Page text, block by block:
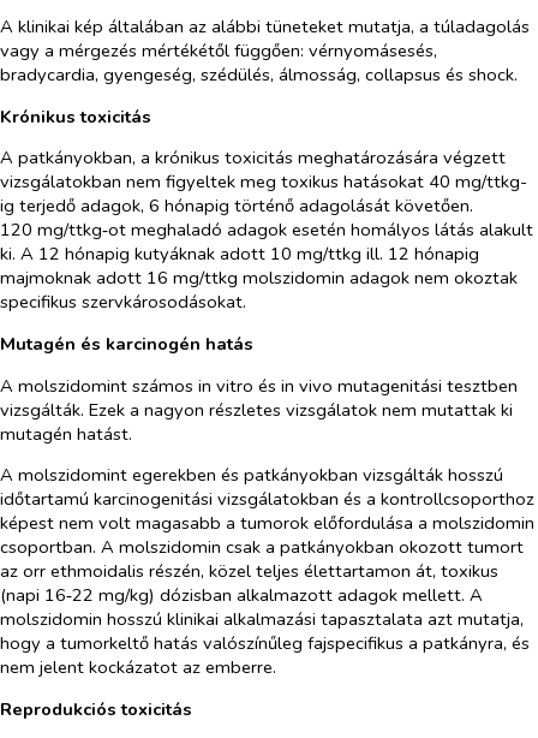
A klinikai kép általában az alábbi tüneteket mutatja, a túladagolás
vagy a mérgezés mértékétől függően: vérnyomásesés,
bradycardia, gyengeség, szédülés, álmosság, collapsus és shock.
Krónikus toxicitás
A patkányokban, a krónikus toxicitás meghatározására végzett
vizsgálatokban nem figyeltek meg toxikus hatásokat 40 mg/ttkg-
ig terjedő adagok, 6 hónapig történő adagolását követően.
120 mg/ttkg‑ot meghaladó adagok esetén homályos látás alakult
ki. A 12 hónapig kutyáknak adott 10 mg/ttkg ill. 12 hónapig
majmoknak adott 16 mg/ttkg molszidomin adagok nem okoztak
specifikus szervkárosodásokat.
Mutagén és karcinogén hatás
A molszidomint számos in vitro és in vivo mutagenitási tesztben
vizsgálták. Ezek a nagyon részletes vizsgálatok nem mutattak ki
mutagén hatást.
A molszidomint egerekben és patkányokban vizsgálták hosszú
időtartamú karcinogenitási vizsgálatokban és a kontrollcsoporthoz
képest nem volt magasabb a tumorok előfordulása a molszidomin
csoportban. A molszidomin csak a patkányokban okozott tumort
az orr ethmoidalis részén, közel teljes élettartamon át, toxikus
(napi 16‑22 mg/kg) dózisban alkalmazott adagok mellett. A
molszidomin hosszú klinikai alkalmazási tapasztalata azt mutatja,
hogy a tumorkeltő hatás valószínűleg fajspecifikus a patkányra, és
nem jelent kockázatot az emberre.
Reprodukciós toxicitás